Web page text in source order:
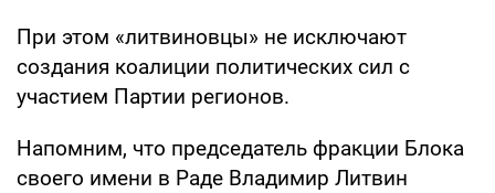
При этом «литвиновцы» не исключают
создания коалиции политических сил с
участием Партии регионов.
Напомним, что председатель фракции Блока
своего имени в Раде Владимир Литвин